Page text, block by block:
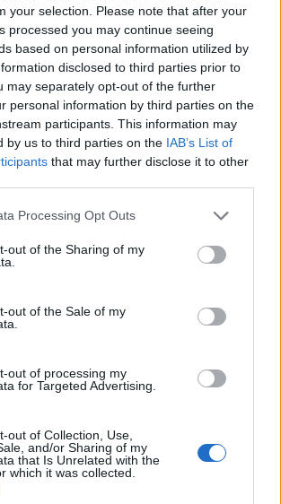
your selection. Please note that after your
processed you may continue seeing
based on personal information utilized by
disclosed to third parties prior to
may separately opt-out of the further
personal information by third parties on the
participants. This information may
by us to third parties on the IAB’s List of
that may further disclose it to other
Processing Opt Outs
out of the Sharing of my
out of the Sale of my
out of processing my
for Targeted Advertising.
out of Collection, Use,
and/or Sharing of my
that Is Unrelated with the
which it was collected.
tájékoztató
tájékoztató
szabályzat
lapjaink archívuma
archívuma